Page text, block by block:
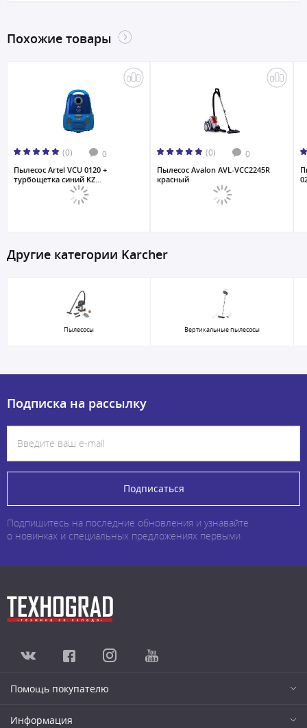
Похожие товары
(0) 0
Пылесос Artel VCU 0120 +
турбощетка синий KZ...
(0) 0
Пылесос Avalon AVL-VCC2245R
красный
Другие категории Karcher
Пылесосы Вертикальные пылесосы
Подписка на рассылку
Подписаться
Подпишитесь на последние обновления и узнавайте
о новинках и специальных предложениях первыми
Помощь покупателю
Информация